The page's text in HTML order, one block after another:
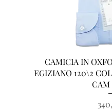
CAMICIA IN
EGIZIANO 120\2
CAM